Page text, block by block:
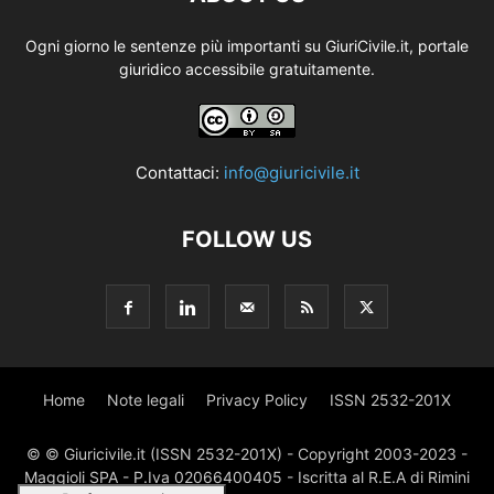
Ogni giorno le sentenze più importanti su GiuriCivile.it, portale
giuridico accessibile gratuitamente.
Contattaci: info@giuricivile.it
FOLLOW US
Home Note legali Privacy Policy ISSN 2532-201X
© © Giuricivile.it (ISSN 2532-201X) - Copyright 2003-2023 -
Maggioli SPA - P.Iva 02066400405 - Iscritta al R.E.A di Rimini